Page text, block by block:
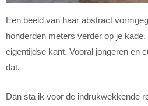
Een beeld van haar abstract
honderden meters verder op je
eigentijdse kant. Vooral jongeren en
dat.
Dan sta ik voor de indrukwekkende